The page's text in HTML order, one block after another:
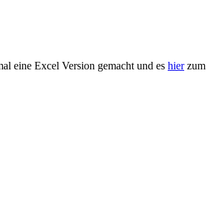
eine Excel Version gemacht und es hierzum